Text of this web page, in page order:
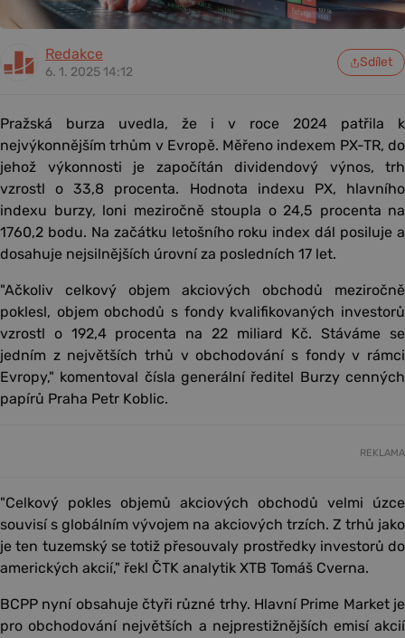
Redakce
6. 1. 2025 14:12
Sdílet
Pražská burza uvedla, že i v roce 2024 patřila k
nejvýkonnějším trhům v Evropě. Měřeno indexem PX-TR, do
jehož výkonnosti je započítán dividendový výnos, trh
vzrostl o 33,8 procenta. Hodnota indexu PX, hlavního
indexu burzy, loni meziročně stoupla o 24,5 procenta na
1760,2 bodu. Na začátku letošního roku index dál posiluje a
dosahuje nejsilnějších úrovní za posledních 17 let.
"Ačkoliv celkový objem akciových obchodů meziročně
poklesl, objem obchodů s fondy kvalifikovaných investorů
vzrostl o 192,4 procenta na 22 miliard Kč. Stáváme se
jedním z největších trhů v obchodování s fondy v rámci
Evropy," komentoval čísla generální ředitel Burzy cenných
papírů Praha Petr Koblic.
REKLAMA
"Celkový pokles objemů akciových obchodů velmi úzce
souvisí s globálním vývojem na akciových trzích. Z trhů jako
je ten tuzemský se totiž přesouvaly prostředky investorů do
amerických akcií," řekl ČTK analytik XTB Tomáš Cverna.
BCPP nyní obsahuje čtyři různé trhy. Hlavní Prime Market je
pro obchodování největších a nejprestižnějších emisí akcií